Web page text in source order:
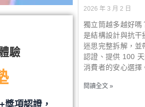
驗
獎項認證，
2026 年 3 月 2 日
獨立筒越多越好嗎
是結構設計與抗干
迷思完整拆解，並
認證、提供 100
消費者的安心選擇
閱讀全文 »